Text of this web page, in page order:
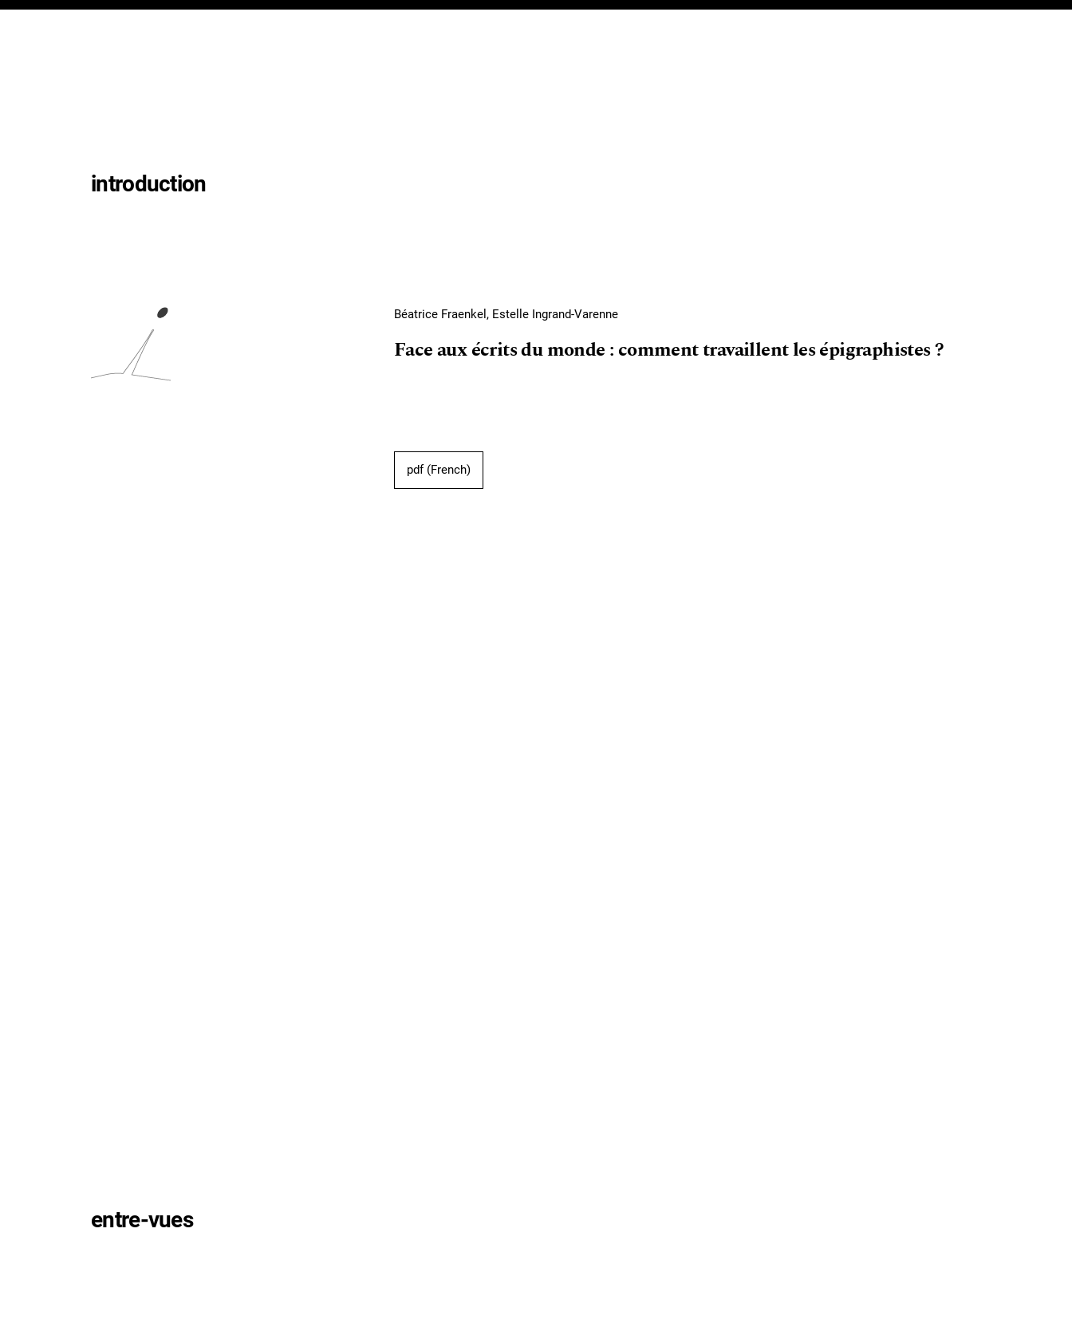
introduction
Béatrice Fraenkel, Estelle Ingrand-Varenne
Face aux écrits du monde : comment travaillent les épigraphistes ?
pdf (French)
entre-vues